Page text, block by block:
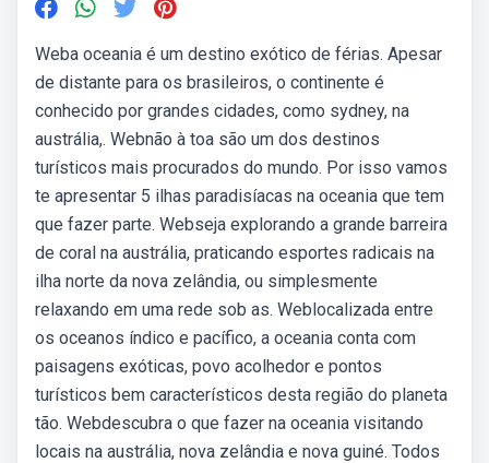
Weba oceania é um destino exótico de férias. Apesar
de distante para os brasileiros, o continente é
conhecido por grandes cidades, como sydney, na
austrália,. Webnão à toa são um dos destinos
turísticos mais procurados do mundo. Por isso vamos
te apresentar 5 ilhas paradisíacas na oceania que tem
que fazer parte. Webseja explorando a grande barreira
de coral na austrália, praticando esportes radicais na
ilha norte da nova zelândia, ou simplesmente
relaxando em uma rede sob as. Weblocalizada entre
os oceanos índico e pacífico, a oceania conta com
paisagens exóticas, povo acolhedor e pontos
turísticos bem característicos desta região do planeta
tão. Webdescubra o que fazer na oceania visitando
locais na austrália, nova zelândia e nova guiné. Todos